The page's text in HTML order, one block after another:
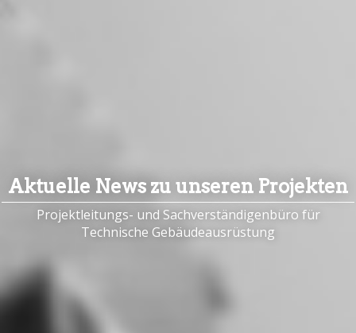
Aktuelle News zu unseren Projekten
Projektleitungs- und Sachverständigenbüro für
Technische Gebäudeausrüstung